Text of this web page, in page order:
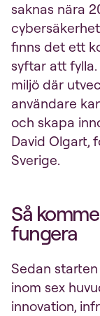
saknas nära
finns det ett
syftar att
miljö där
användare
och skapa
David Olgart,
Sverige.
Så
fungera
Sedan
inom sex
innovation,